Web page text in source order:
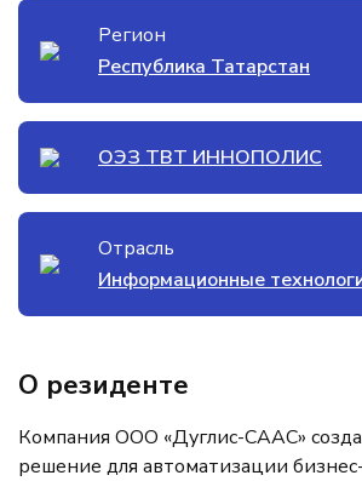
Регион
Республика Татарстан
ОЭЗ ТВТ ИННОПОЛИС
Отрасль
Информационные
О резиденте
Компания ООО «Дуглис-СААС»
решение для автоматизации